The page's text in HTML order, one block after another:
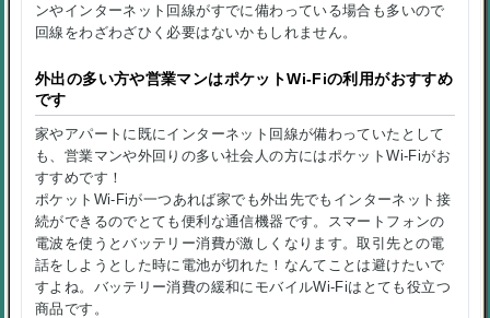
ンやインターネット回線がすでに備わっている場合も多いので
回線をわざわざひく必要はないかもしれません。
外出の多い方や営業マンはポケットWi-Fiの利用がおすすめ
です
家やアパートに既にインターネット回線が備わっていたとして
も、営業マンや外回りの多い社会人の方にはポケットWi-Fiがお
すすめです！
ポケットWi-Fiが一つあれば家でも外出先でもインターネット接
続ができるのでとても便利な通信機器です。スマートフォンの
電波を使うとバッテリー消費が激しくなります。取引先との電
話をしようとした時に電池が切れた！なんてことは避けたいで
すよね。バッテリー消費の緩和にモバイルWi-Fiはとても役立つ
商品です。